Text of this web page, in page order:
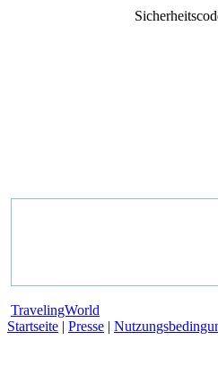
TravelingWorld
Startseite | Presse |